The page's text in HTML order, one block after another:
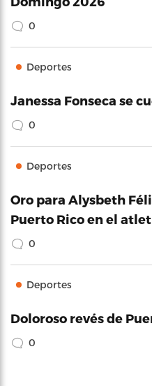
0
Deportes
Janessa Fonseca se
0
Deportes
Oro para Alysbeth
Puerto Rico en el
0
Deportes
Doloroso revés de
0